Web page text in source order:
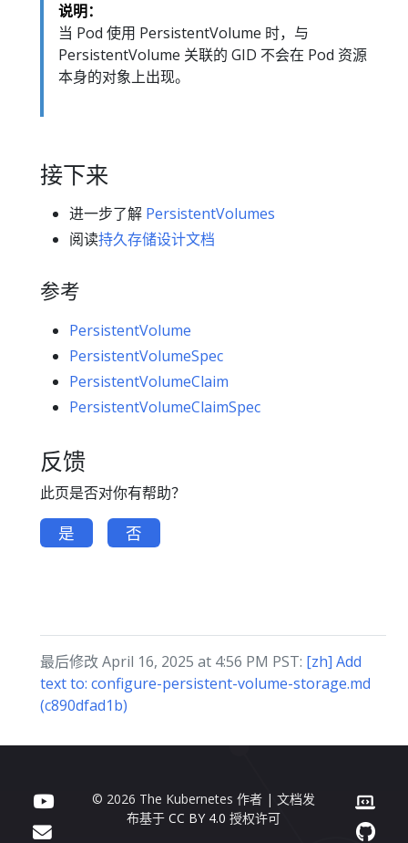
说明：
当 Pod 使用 PersistentVolume 时，与
PersistentVolume 关联的 GID 不会在 Pod 资源
本身的对象上出现。
接下来
进一步了解 PersistentVolumes
阅读持久存储设计文档
参考
PersistentVolume
PersistentVolumeSpec
PersistentVolumeClaim
PersistentVolumeClaimSpec
反馈
此页是否对你有帮助？
是 否
最后修改 April 16, 2025 at 4:56 PM PST: [zh] Add
text to: configure-persistent-volume-storage.md
(c890dfad1b)
© 2026 The Kubernetes 作者 | 文档发
布基于CC BY 4.0 授权许可